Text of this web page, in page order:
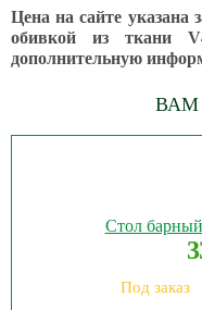
ВАМ
Стол
Под заказ
Цена на сайте указана
обивкой из ткани
дополнительную